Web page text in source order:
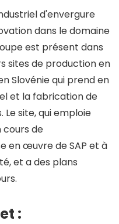
d'envergure
dans le domaine
est présent dans
sites de production en
Slovénie qui prend en
et la fabrication de
site, qui emploie
cours de
en œuvre de SAP et à
et a des plans
: